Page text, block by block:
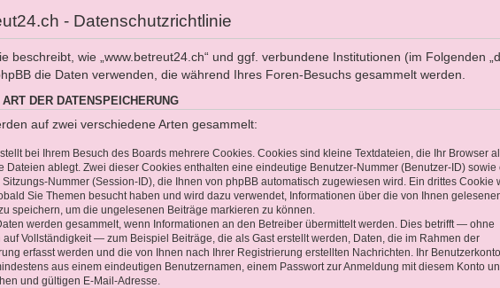
- Datenschutzrichtlinie
beschreibt, wie „www.betreut24.ch“ und ggf. verbundene Institutionen (im Folgenden
die Daten verwenden, die während Ihres Foren-Besuchs gesammelt werden.
DER DATENSPEICHERUNG
auf zwei verschiedene Arten gesammelt:
bei Ihrem Besuch des Boards mehrere Cookies. Cookies sind kleine Textdateien, die Ihr Browser
Dateien ablegt. Zwei dieser Cookies enthalten eine eindeutige Benutzer-Nummer (Benutzer-ID) sowie
Nummer (Session-ID), die Ihnen von phpBB automatisch zugewiesen wird. Ein drittes Cookie
Sie Themen besucht haben und wird dazu verwendet, Informationen über die von Ihnen
speichern, um die ungelesenen Beiträge markieren zu können.
werden gesammelt, wenn Informationen an den Betreiber übermittelt werden. Dies betrifft — ohne
auf Vollständigkeit — zum Beispiel Beiträge, die als Gast erstellt werden, Daten, die im Rahmen der
erfasst werden und die von Ihnen nach Ihrer Registrierung erstellten Nachrichten. Ihr Benutzerkonto
aus einem eindeutigen Benutzernamen, einem Passwort zur Anmeldung mit diesem Konto
und gültigen E-Mail-Adresse.